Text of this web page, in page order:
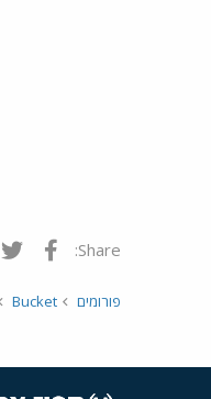
Share: פייסבוק
פורומים Bucket